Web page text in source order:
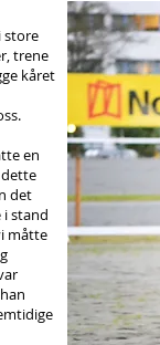
store
trene
kåret
en
det
i stand
måtte